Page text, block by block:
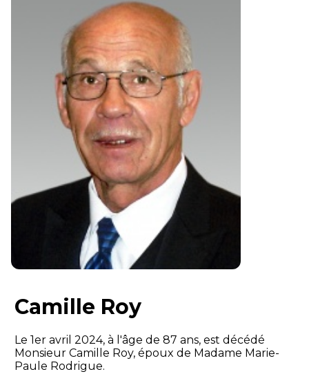
Camille Roy
Le 1er avril 2024, à l'âge de 87 ans, est décédé
Monsieur Camille Roy, époux de Madame Marie-
Paule Rodrigue.